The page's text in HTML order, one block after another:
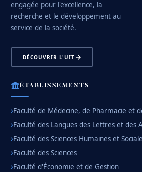
engagée pour l'excellence, la
recherche et le développement au
service de la société.
DÉCOUVRIR L'UIT
ÉTABLISSEMENTS
Faculté de Médecine, de Pharmacie et
Faculté des Langues des Lettres et des
Faculté des Sciences Humaines et
Faculté des Sciences
Faculté d'Économie et de Gestion